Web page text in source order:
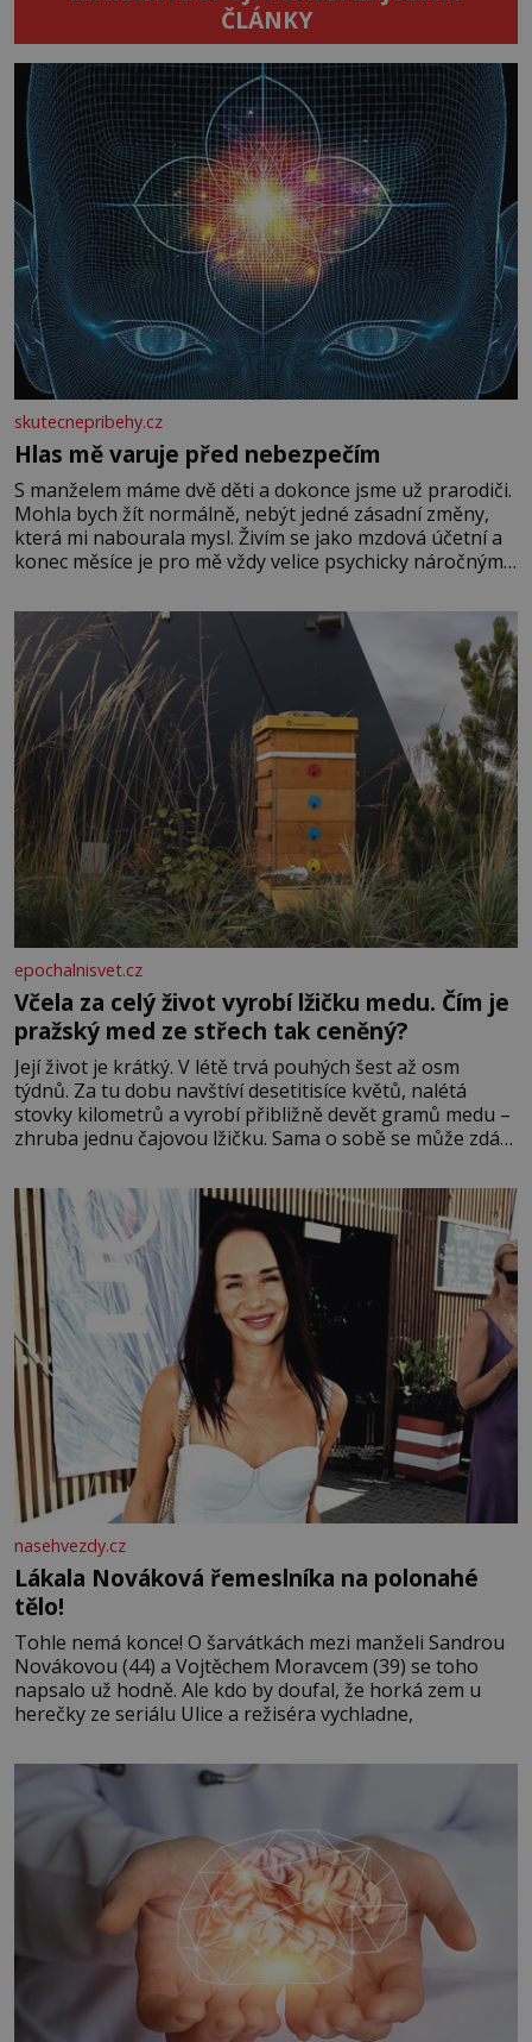
ČLÁNKY
skutecnepribehy.cz
Hlas mě varuje před nebezpečím
S manželem máme dvě děti a dokonce jsme už prarodiči.
Mohla bych žít normálně, nebýt jedné zásadní změny,
která mi nabourala mysl. Živím se jako mzdová účetní a
konec měsíce je pro mě vždy velice psychicky náročným
dál častěji volá o pomoc, co se hlídání týče. Dalo by se
epochalnisvet.cz
Včela za celý život vyrobí lžičku medu. Čím je
pražský med ze střech tak ceněný?
Její život je krátký. V létě trvá pouhých šest až osm
týdnů. Za tu dobu navštíví desetitisíce květů, nalétá
stovky kilometrů a vyrobí přibližně devět gramů medu –
zhruba jednu čajovou lžičku. Sama o sobě se může zdát
tisíc příslušnic svého včelstva, vznikne jeden z
nejdokonalejších organismů
nasehvezdy.cz
Lákala Nováková řemeslníka na polonahé
tělo!
Tohle nemá konce! O šarvátkách mezi manželi Sandrou
Novákovou (44) a Vojtěchem Moravcem (39) se toho
napsalo už hodně. Ale kdo by doufal, že horká zem u
herečky ze seriálu Ulice a režiséra vychladne,